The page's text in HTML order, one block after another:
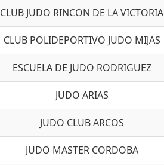
CLUB JUDO RINCON DE LA VICTORIA
CLUB POLIDEPORTIVO JUDO MIJAS
ESCUELA DE JUDO RODRIGUEZ
JUDO ARIAS
JUDO CLUB ARCOS
JUDO MASTER CORDOBA